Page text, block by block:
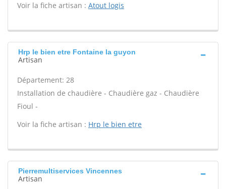
Voir la fiche artisan : Atout logis
Hrp le bien etre Fontaine la guyon
Artisan
Département: 28
Installation de chaudière - Chaudière gaz - Chaudière
Fioul -
Voir la fiche artisan : Hrp le bien etre
Pierremultiservices Vincennes
Artisan